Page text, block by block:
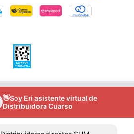
- 2026. Todos los derechos reservados.
Para reclamos